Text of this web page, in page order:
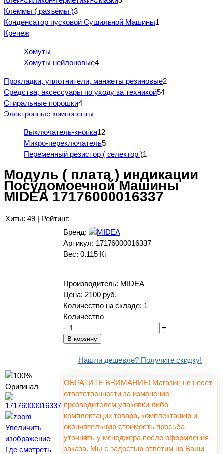
Клеммы ( разъёмы )3
Конденсатор пусковой Сушильной Машины1
Крепеж
Хомуты
Хомуты нейлоновые4
Прокладки, уплотнители, манжеты резиновые2
Средства, аксессуары по уходу за техникой54
Стиральные порошки4
Электронные компоненты
Выключатель-кнопка12
Микро-переключатель5
Переменный резистор ( селектор )1
Модуль ( плата ) индикации
Посудомоечной Машины
MIDEA 17176000016337
Хиты: 49 | Рейтинг:
Увеличить
изображение
Где смотреть
Бренд:
Артикул: 17176000016337
Вес: 0.115 Кг
Производитель: MIDEA
Цена: 2100 руб.
Количество на складе: 1
Количество
-
+
Нашли дешевле? Получите скидку!
ОБРАТИТЕ ВНИМАНИЕ! Магазин не несет
ответственности за изменение
прозводителем упаковки либо
комплектации товара, комплектацию и
окончательную стоимость просьба
уточнять у менеджера после оформления
заказа. Мы с радостью ответим на Ваши